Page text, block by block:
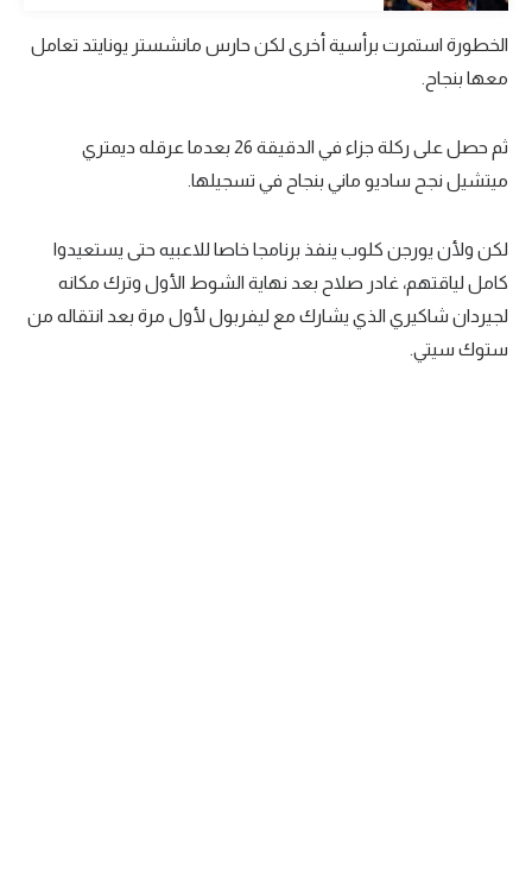
ميركاتو
تحقيق في الجول
تحليل في الجول
كويز في الجول
فيديو في الجول
الخطورة استمرت برأسية أخرى لكن حارس مانشستر يونايتد تعامل
معها بنجاح.
ثم حصل على ركلة جزاء في الدقيقة 26 بعدما عرقله ديمتري
ميتشيل نجح ساديو ماني بنجاح في تسجيلها.
لكن ولأن يورجن كلوب ينفذ برنامجا خاصا للاعبيه حتى يستعيدوا
كامل لياقتهم، غادر صلاح بعد نهاية الشوط الأول وترك مكانه
لجيردان شاكيري الذي يشارك مع ليفربول لأول مرة بعد انتقاله من
ستوك سيتي.